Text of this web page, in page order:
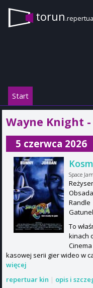
torun
Start
Wayne Knight
5 czerwca 2026
Space
Randle
To
kinach
kasowej serii gier wideo w
więcej
repertuar kin | opis i